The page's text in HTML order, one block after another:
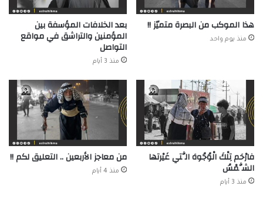
هذا الموكب من البصرة متميّز !!
منذ يوم واحد
بعد الخلافات المؤسفة بين
المؤمنين والتراشق في مواقع
التواصل
منذ 3 أيام
فارْحَم تِلْكَ الْوُجُوهَ الَّتي غَيْرتها
الشَّمْسُ
منذ 3 أيام
من معاجز الأربعين .. التعليق لكم !!
منذ 4 أيام